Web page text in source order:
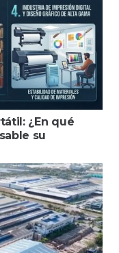
¿En qué
su